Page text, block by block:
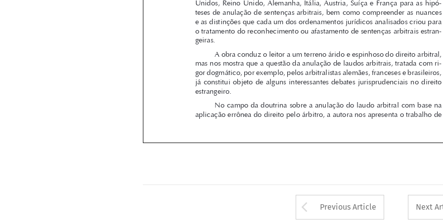
  











geiras.
A obra conduz o leitor a um terreno árido e espinhoso do direito arbitral,
mas nos mostra que a questão da anulação de laudos arbitrais, tratada com ri-
gor dogmático, por exemplo, pelos arbitralistas alemães, franceses e brasileiros,
já  constitui  objeto  de  alguns  interessantes  debates  jurisprudenciais  no  direito
aplicação errônea do direito pelo árbitro, a autora nos apresenta o trabalho de
Arrow button used
Previous Article Next